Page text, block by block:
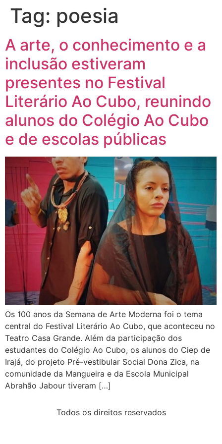
Tag: poesia
A arte, o conhecimento e a
inclusão estiveram
presentes no Festival
Literário Ao Cubo, reunindo
alunos do Colégio Ao Cubo
e de escolas públicas
Os 100 anos da Semana de Arte Moderna foi o tema
central do Festival Literário Ao Cubo, que aconteceu no
Teatro Casa Grande. Além da participação dos
estudantes do Colégio Ao Cubo, os alunos do Ciep de
Irajá, do projeto Pré-vestibular Social Dona Zica, na
comunidade da Mangueira e da Escola Municipal
Abrahão Jabour tiveram […]
Todos os direitos reservados